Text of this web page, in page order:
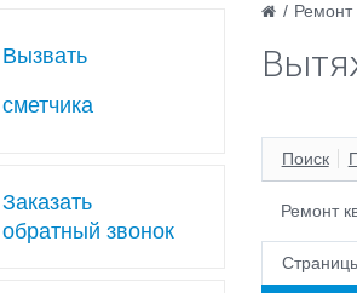
/ Ремонт
Поиск
Ремонт
Вызвать
сметчика
Заказать
обратный звонок